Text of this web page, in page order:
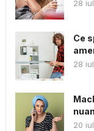
28
Ce
28
20